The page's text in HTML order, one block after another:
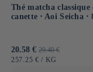
Thé matcha classique
canette ⋅ Aoi Seicha ⋅
Prix
promotionnel
20.58 € Prix
habituel
29.40 €
PRIX
257.25 € / PAR
KG